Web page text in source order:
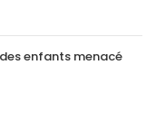
enfants menacé